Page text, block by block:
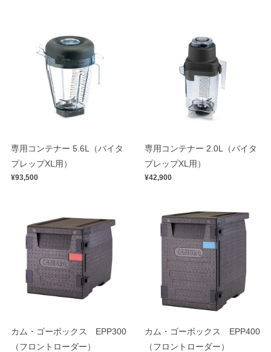
専用コンテナー 5.6L（バイタ
プレップXL用）
¥93,500
専用コンテナー 2.0L（バイタ
プレップXL用）
¥42,900
カム・ゴーボックス EPP300
（フロントローダー）
カム・ゴーボックス EPP400
（フロントローダー）